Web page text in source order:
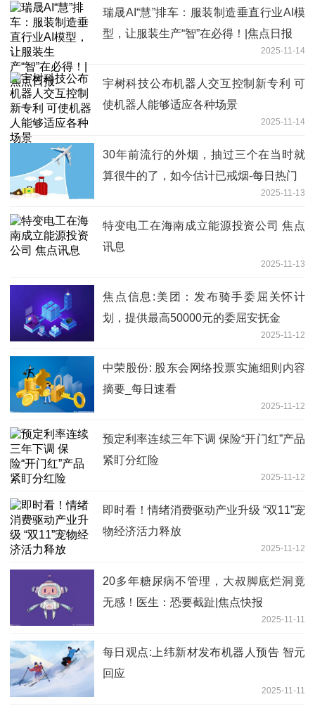
瑞晟AI“慧”排车：服装制造垂直行业AI模
型，让服装生产“智”在必得！|焦点日报
2025-11-14
宇树科技公布机器人交互控制新专利 可
使机器人能够适应各种场景
2025-11-14
30年前流行的外烟，抽过三个在当时就
算很牛的了，如今估计已戒烟-每日热门
2025-11-13
特变电工在海南成立能源投资公司 焦点
讯息
2025-11-13
焦点信息:美团：发布骑手委屈关怀计
划，提供最高50000元的委屈安抚金
2025-11-12
中荣股份: 股东会网络投票实施细则内容
摘要_每日速看
2025-11-12
预定利率连续三年下调 保险“开门红”产品
紧盯分红险
2025-11-12
即时看！情绪消费驱动产业升级 “双11”宠
物经济活力释放
2025-11-12
20多年糖尿病不管理，大叔脚底烂洞竟
无感！医生：恐要截趾|焦点快报
2025-11-11
每日观点:上纬新材发布机器人预告 智元
回应
2025-11-11